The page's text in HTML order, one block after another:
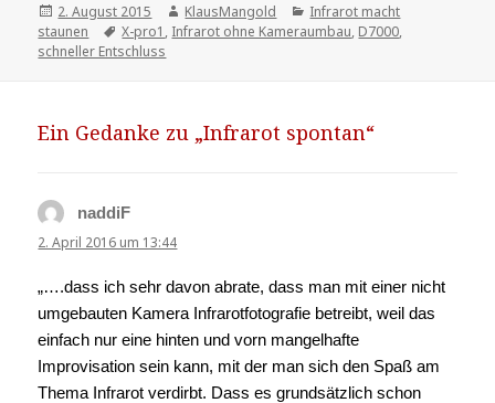
Veröffentlicht
am
2. August 2015 Autor
KlausMangold Kategorien
Infrarot macht
staunen
Tags
X-pro1 , Infrarot ohne Kameraumbau, D7000,
schneller Entschluss
Ein Gedanke zu „Infrarot spontan“
naddiF
2. April 2016 um 13:44
„….dass ich sehr davon abrate, dass man mit einer nicht
umgebauten Kamera Infrarotfotografie betreibt, weil das
einfach nur eine hinten und vorn mangelhafte
Improvisation sein kann, mit der man sich den Spaß am
Thema Infrarot verdirbt. Dass es grundsätzlich schon